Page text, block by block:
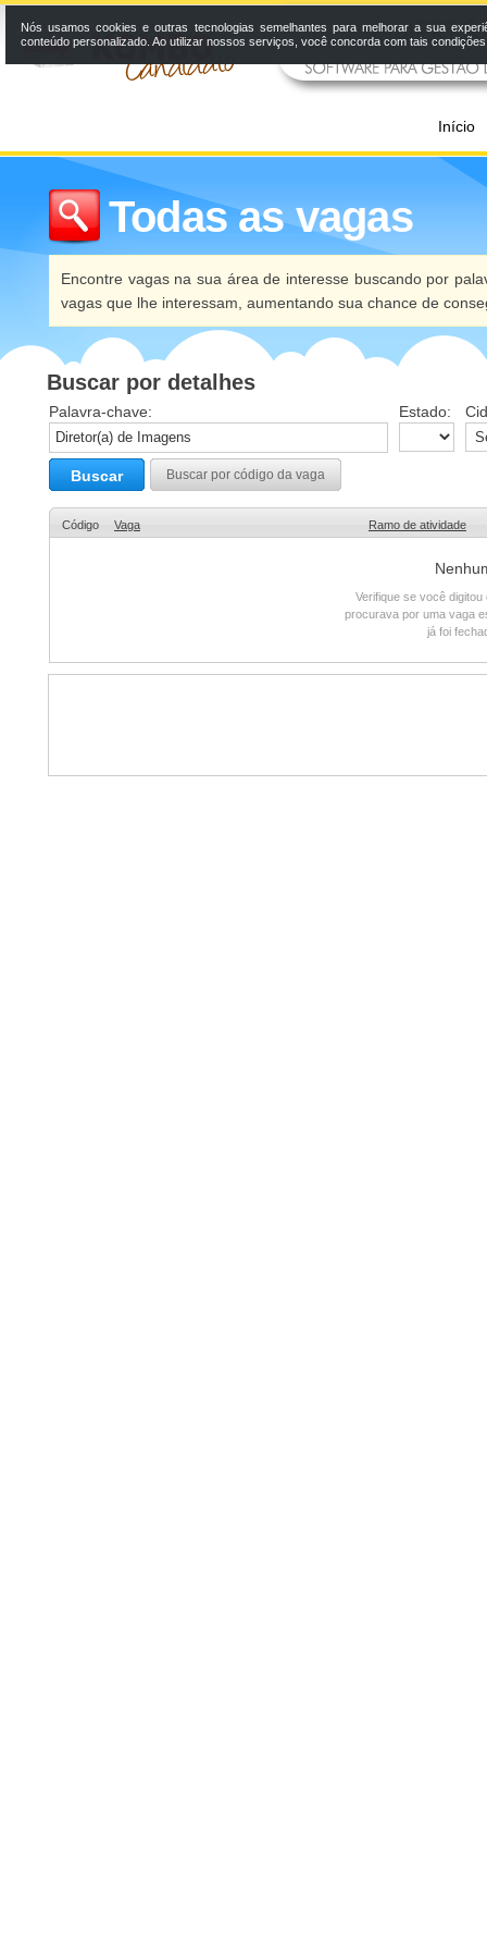
Início
Todas as vagas
Encontre vagas na sua área de interesse buscando por
vagas que lhe interessam, aumentando sua chance de
Buscar por detalhes
Palavra-chave: Estado:
Buscar Buscar por código da vaga
Código Vaga Ramo de atividade
Verifique se você
procurava por uma vaga
já foi
Nós usamos cookies e outras tecnologias semelhantes para melhorar a sua
conteúdo personalizado. Ao utilizar nossos serviços, você concorda com tais